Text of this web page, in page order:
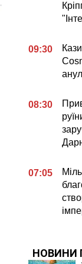
09:30
08:30
07:05